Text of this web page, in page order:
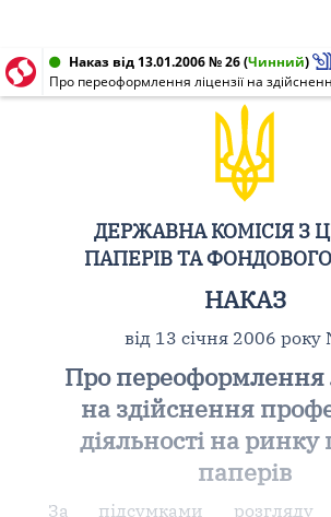
Наказ від 13.01.2006 № 26(Чинний)
ДЕРЖАВНА КОМІСІЯ З
ПАПЕРІВ ТА
НАКАЗ
від 13 січня 2006 року
Про переоформлення
на здійснення
діяльності на ринку
паперів
За підсумками